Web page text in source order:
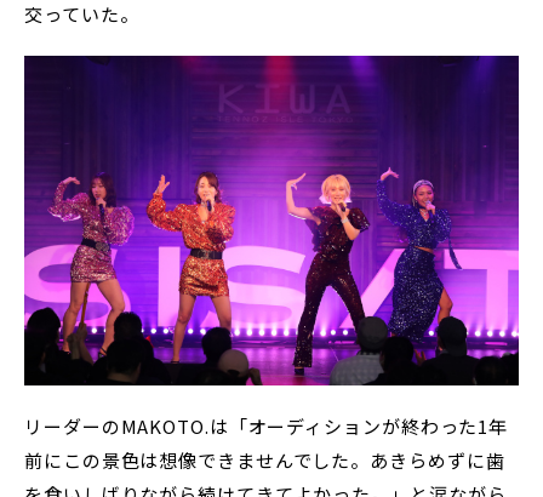
交っていた。
リーダーのMAKOTO.は「オーディションが終わった1年
前にこの景色は想像できませんでした。あきらめずに歯